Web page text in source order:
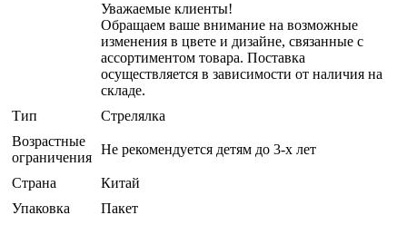
Уважаемые клиенты!
Обращаем ваше внимание на возможные
изменения в цвете и дизайне, связанные с
ассортиментом товара. Поставка
осуществляется в зависимости от наличия на
складе.
Тип
Стрелялка
Возрастные
ограничения
Не рекомендуется детям до 3-х лет
Страна
Китай
Упаковка
Пакет